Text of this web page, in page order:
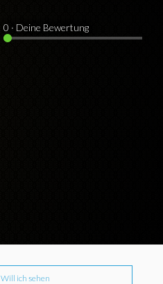
0 · Deine Bewertung
Will ich sehen